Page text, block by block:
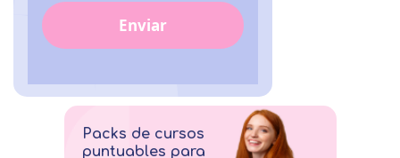
Enviar
Packs de cursos
puntuables para